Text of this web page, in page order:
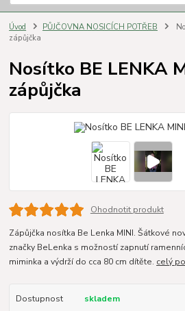
Úvod PŮJČOVNA NOSICÍCH POTŘEB
zápůjčka
Nosítko BE LENKA
zápůjčka
Ohodnotit produkt
Zápůjčka nosítka Be Lenka MINI. Šátkové
značky BeLenka s možností zapnutí
miminka a výdrží do cca 80 cm dítěte. celý
Dostupnost
skladem